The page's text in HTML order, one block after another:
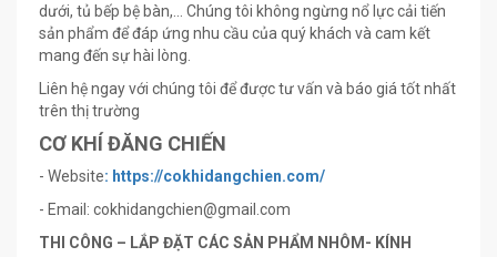
dưới, tủ bếp bệ bàn,… Chúng tôi không ngừng nổ lực cải tiến
sản phẩm để đáp ứng nhu cầu của quý khách và cam kết
mang đến sự hài lòng.
Liên hệ ngay với chúng tôi để được tư vấn và báo giá tốt nhất
trên thị trường
CƠ KHÍ ĐĂNG CHIẾN
- Website: https://cokhidangchien.com/
- Email: cokhidangchien@gmail.com
THI CÔNG – LẮP ĐẶT CÁC SẢN PHẨM NHÔM- KÍNH